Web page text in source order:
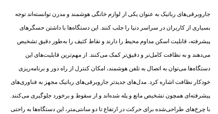
جاروبرقی‌های رباتیک به عنوان یکی از لوازم خانگی هوشمند و مدرن توانسته‌اند توجه
بسیاری از کاربران در سراسر دنیا را جلب کنند. این دستگاه‌ها با داشتن حسگرهای
پیشرفته، قابلیت اسکن مداوم محیط را دارند و نقاط کثیف را به‌طور دقیق تشخیص
می‌دهند و به نظافت کامل‌تر و دقیق‌تر کمک می‌کنند. از مهم‌ترین قابلیت‌های این
دستگاه‌ها می‌توان به اتصال به تلفن هوشمند، امکان کنترل از راه دور و برنامه‌ریزی
خودکار نظافت اشاره کرد. مدل‌های جدیدتر جاروبرقی‌های رباتیک مجهز به فناوری‌های
پیشرفته‌ای همچون تشخیص مانع و پله شده‌اند و از سقوط و برخورد جلوگیری می‌کنند.
با چرخ‌های طراحی‌شده برای حرکت در ارتفاع تا دو سانتی‌متر، این دستگاه‌ها به راحتی